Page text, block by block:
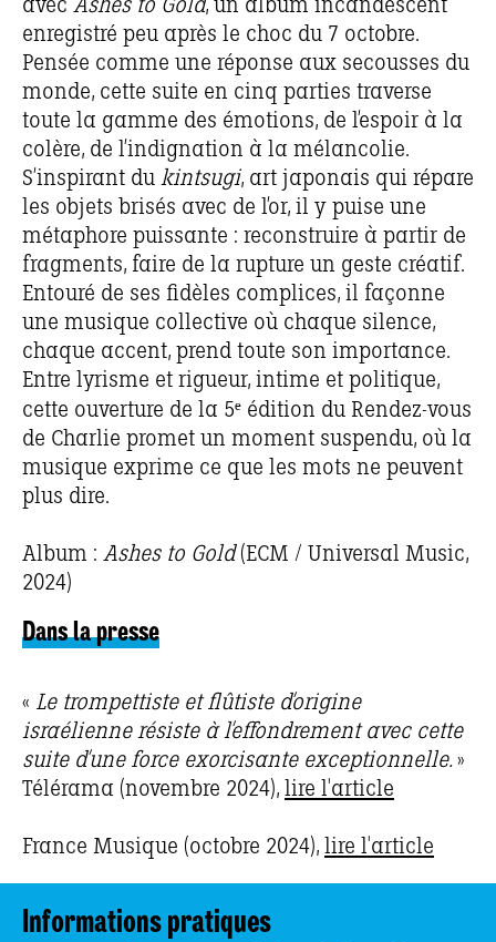
avec Ashes to Gold, un album incandescent
enregistré peu après le choc du 7 octobre.
Pensée comme une réponse aux secousses du
monde, cette suite en cinq parties traverse
toute la gamme des émotions, de l’espoir à la
colère, de l’indignation à la mélancolie.
S’inspirant du kintsugi, art japonais qui répare
les objets brisés avec de l’or, il y puise une
métaphore puissante : reconstruire à partir de
fragments, faire de la rupture un geste créatif.
Entouré de ses fidèles complices, il façonne
une musique collective où chaque silence,
chaque accent, prend toute son importance.
Entre lyrisme et rigueur, intime et politique,
cette ouverture de la 5ᵉ édition du Rendez-vous
de Charlie promet un moment suspendu, où la
musique exprime ce que les mots ne peuvent
plus dire.
Album : Ashes to Gold(ECM / Universal Music,
2024)
Dans la presse
« Le trompettiste et flûtiste d’origine
israélienne résiste à l’effondrement avec cette
suite d’une force exorcisante exceptionnelle.»
Télérama (novembre 2024), lire l'article
France Musique (octobre 2024), lire l'article
Informations pratiques